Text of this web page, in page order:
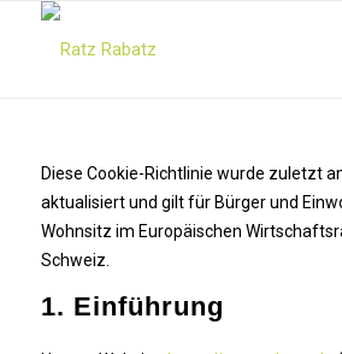
Diese Cookie-Richtlinie wurde zuletzt
aktualisiert und gilt für Bürger und
Wohnsitz im Europäischen
Schweiz.
1. Einführung